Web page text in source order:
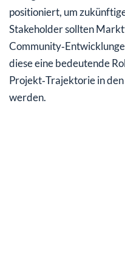
positioniert, um
Stakeholder sollten
diese eine bedeutende
Projekt‑Trajektorie in
werden.